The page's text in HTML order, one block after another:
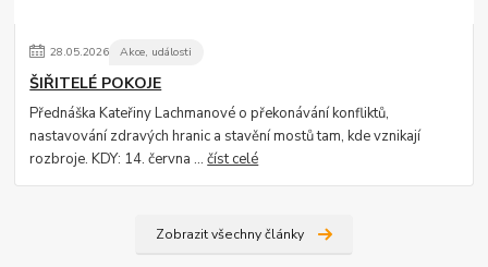
28.05.2026 Akce, události
ŠIŘITELÉ POKOJE
Přednáška Kateřiny Lachmanové o překonávání konfliktů,
nastavování zdravých hranic a stavění mostů tam, kde vznikají
rozbroje. KDY: 14. června ...číst celé
Zobrazit všechny články